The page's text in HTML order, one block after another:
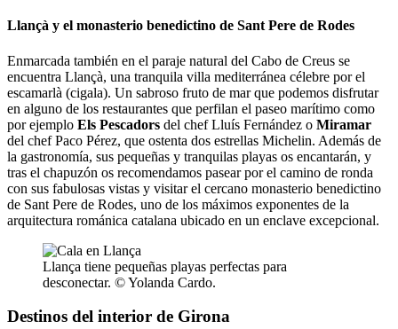
Llançà y el monasterio benedictino de Sant Pere de Rodes
Enmarcada también en el paraje natural del Cabo de Creus se
encuentra Llançà, una tranquila villa mediterránea célebre por el
escamarlà (cigala). Un sabroso fruto de mar que podemos disfrutar
en alguno de los restaurantes que perfilan el paseo marítimo como
por ejemplo Els Pescadors del chef Lluís Fernández o Miramar
del chef Paco Pérez, que ostenta dos estrellas Michelin. Además de
la gastronomía, sus pequeñas y tranquilas playas os encantarán, y
tras el chapuzón os recomendamos pasear por el camino de ronda
con sus fabulosas vistas y visitar el cercano monasterio benedictino
de Sant Pere de Rodes, uno de los máximos exponentes de la
arquitectura románica catalana ubicado en un enclave excepcional.
Llança tiene pequeñas playas perfectas para
desconectar. © Yolanda Cardo.
Destinos del interior de Girona